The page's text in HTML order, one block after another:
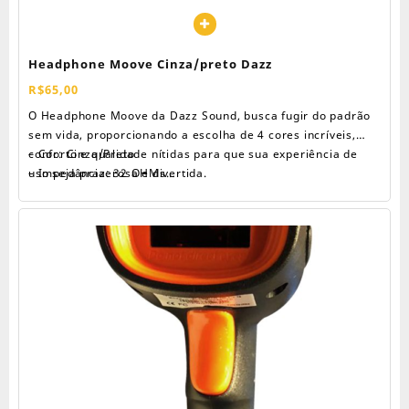
Headphone Moove Cinza/preto Dazz
R$65,00
O Headphone Moove da Dazz Sound, busca fugir do padrão
sem vida, proporcionando a escolha de 4 cores incríveis,
conforto e qualidade nítidas para que sua experiência de
uso seja prazerosa e divertida.
– Cor: Cinza/Preto
– Impedância: 32 OHMs
– Compatibilidade: Dispositivos P2 3.5 mm
– Sensibilidade: 108dB ± 3dB
– Comprimento do Cabo: 1,2 m
– Conector: P2 3.5 mm
– Material: Termoplásticos, metais, tecidos e circuito
– Largura do Produto: 14,8 cm
– Altura do produto: 17,8 cm
– Profundidade do Produto: 7,2 cm
– Peso do produto: 0,140 kg